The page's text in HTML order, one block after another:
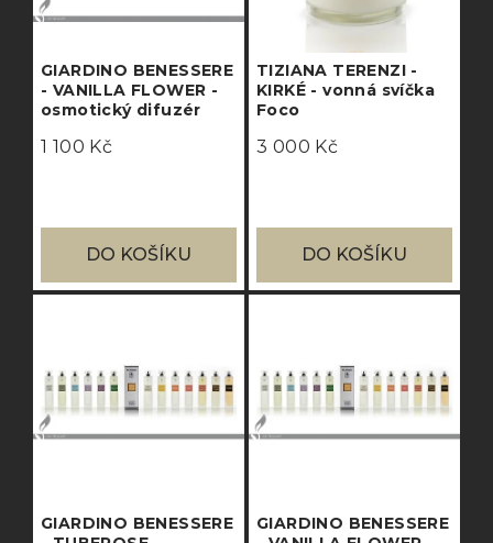
GIARDINO BENESSERE
- VANILLA FLOWER -
osmotický difuzér
1 100 Kč
DO KOŠÍKU
TIZIANA TERENZI -
KIRKÉ - vonná svíčka
Foco
3 000 Kč
DO KOŠÍKU
GIARDINO BENESSERE
GIARDINO BENESSERE